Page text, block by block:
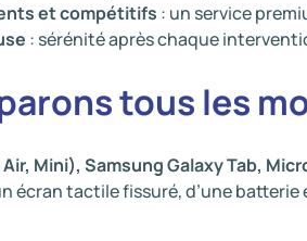
et compétitifs : un service
: sérénité après chaque
tous les
Mini), Samsung Galaxy Tab,
écran tactile fissuré, d’une